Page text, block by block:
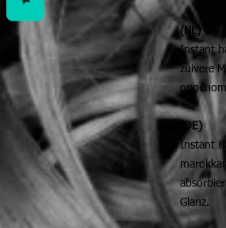
(NL)
Instant
zuivere
(DE)
Instant
Glanz.